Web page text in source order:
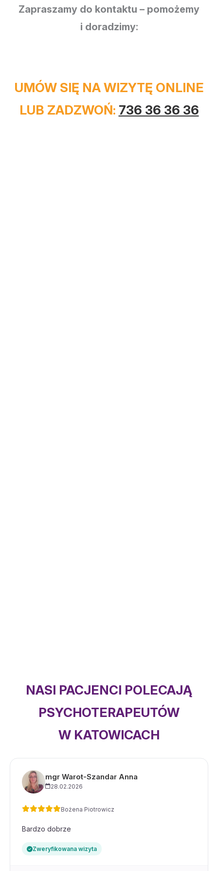
Zapraszamy do kontaktu – pomożemy
i doradzimy:
UMÓW SIĘ NA WIZYTĘ ONLINE
LUB ZADZWOŃ: 736 36 36 36
NASI PACJENCI POLECAJĄ
PSYCHOTERAPEUTÓW
W KATOWICACH
mgr Warot-Szandar Anna
28.02.2026
Bożena Piotrowicz
Bardzo dobrze
Zweryfikowana wizyta